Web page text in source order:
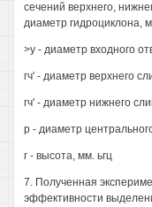
сечений верхнего,
диаметр гидроциклона,
>у - диаметр входного
гч' - диаметр верхнего
гч' - диаметр нижнего
р - диаметр
г - высота, мм. ьгц
7. Полученная
эффективности